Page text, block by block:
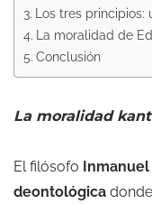
Los tres principios:
La moralidad de
Conclusión
La moralidad
El filósofo Inmanuel
deontológica donde